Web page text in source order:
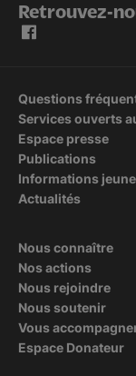
Retrouvez-
Questions
Services ouverts
Espace presse
Publications
Informations
Actualités
Nous connaître
Nos actions
Nous rejoindre
Nous soutenir
Vous
Espace Donateur